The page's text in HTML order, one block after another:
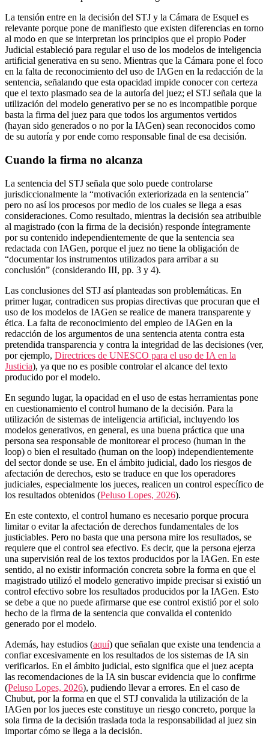
La tensión entre en la decisión del STJ y la Cámara de Esquel es
relevante porque pone de manifiesto que existen diferencias en torno
al modo en que se interpretan los principios que el propio Poder
Judicial estableció para regular el uso de los modelos de inteligencia
artificial generativa en su seno. Mientras que la Cámara pone el foco
en la falta de reconocimiento del uso de IAGen en la redacción de la
sentencia, señalando que esta opacidad impide conocer con certeza
que el texto plasmado sea de la autoría del juez; el STJ señala que la
utilización del modelo generativo per se no es incompatible porque
basta la firma del juez para que todos los argumentos vertidos
(hayan sido generados o no por la IAGen) sean reconocidos como
de su autoría y por ende como responsable final de esa decisión.
Cuando la firma no alcanza
La sentencia del STJ señala que solo puede controlarse
jurisdiccionalmente la “motivación exteriorizada en la sentencia”
pero no así los procesos por medio de los cuales se llega a esas
consideraciones. Como resultado, mientras la decisión sea atribuible
al magistrado (con la firma de la decisión) responde íntegramente
por su contenido independientemente de que la sentencia sea
redactada con IAGen, porque el juez no tiene la obligación de
“documentar los instrumentos utilizados para arribar a su
conclusión” (considerando III, pp. 3 y 4).
Las conclusiones del STJ así planteadas son problemáticas. En
primer lugar, contradicen sus propias directivas que procuran que el
uso de los modelos de IAGen se realice de manera transparente y
ética. La falta de reconocimiento del empleo de IAGen en la
redacción de los argumentos de una sentencia atenta contra esta
pretendida transparencia y contra la integridad de las decisiones (ver,
por ejemplo, Directrices de UNESCO para el uso de IA en la
Justicia), ya que no es posible controlar el alcance del texto
producido por el modelo.
En segundo lugar, la opacidad en el uso de estas herramientas pone
en cuestionamiento el control humano de la decisión. Para la
utilización de sistemas de inteligencia artificial, incluyendo los
modelos generativos, en general, es una buena práctica que una
persona sea responsable de monitorear el proceso (human in the
loop) o bien el resultado (human on the loop) independientemente
del sector donde se use. En el ámbito judicial, dado los riesgos de
afectación de derechos, esto se traduce en que los operadores
judiciales, especialmente los jueces, realicen un control específico de
los resultados obtenidos (Peluso Lopes, 2026).
En este contexto, el control humano es necesario porque procura
limitar o evitar la afectación de derechos fundamentales de los
justiciables. Pero no basta que una persona mire los resultados, se
requiere que el control sea efectivo. Es decir, que la persona ejerza
una supervisión real de los textos producidos por la IAGen. En este
sentido, al no existir información concreta sobre la forma en que el
magistrado utilizó el modelo generativo impide precisar si existió un
control efectivo sobre los resultados producidos por la IAGen. Esto
se debe a que no puede afirmarse que ese control existió por el solo
hecho de la firma de la sentencia que convalida el contenido
generado por el modelo.
Además, hay estudios (aquí) que señalan que existe una tendencia a
confiar excesivamente en los resultados de los sistemas de IA sin
verificarlos. En el ámbito judicial, esto significa que el juez acepta
las recomendaciones de la IA sin buscar evidencia que lo confirme
(Peluso Lopes, 2026), pudiendo llevar a errores. En el caso de
Chubut, por la forma en que el STJ convalida la utilización de la
IAGen por los jueces este constituye un riesgo concreto, porque la
sola firma de la decisión traslada toda la responsabilidad al juez sin
importar cómo se llega a la decisión.